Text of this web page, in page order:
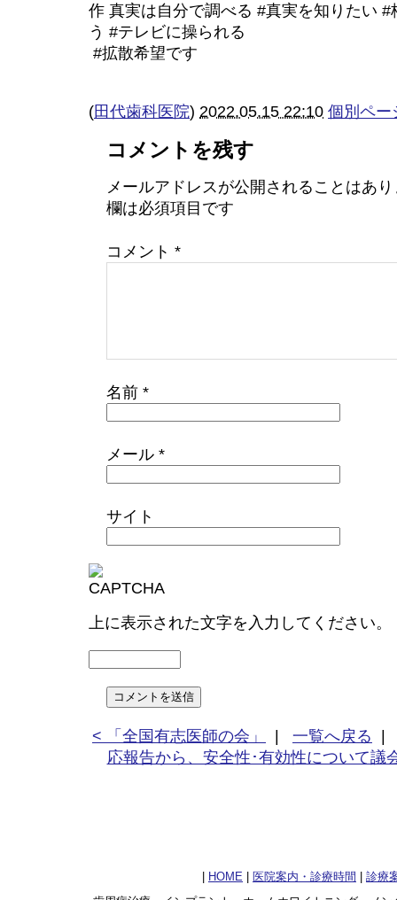
作 真実は自分で調べる #真実を知りたい
う #テレビに操られる ⁡
⁡ #拡散希望です
(田代歯科医院) 2022.05.15 22:10 個別ペー
コメントを残す
メールアドレスが公開されることはあ
欄は必須項目です
コメント *
名前 *
メール *
サイト
上に表示された文字を入力してください。
< 「全国有志医師の会」 | 一覧へ戻る
応報告から、安全性･有効性について議
HOME 医院案内・診療時間
診療